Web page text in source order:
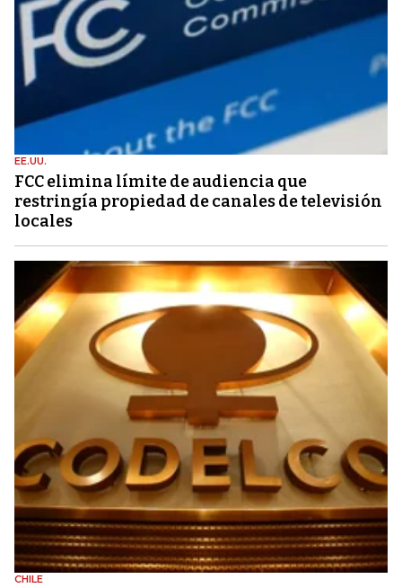
EE.UU.
FCC elimina límite de audiencia que
restringía propiedad de canales de televisión
locales
CHILE